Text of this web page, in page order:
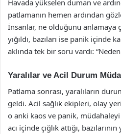
Havada yükselen duman ve
patlamanın hemen ardından
İnsanlar, ne olduğunu anlamaya
yığıldı, bazıları ise panik içinde
aklında tek bir soru vardı:
Yaralılar ve Acil Durum
Patlama sonrası, yaralıların
geldi. Acil sağlık ekipleri, olay
o anki kaos ve panik, müdahaleyi
acı içinde çığlık attığı,